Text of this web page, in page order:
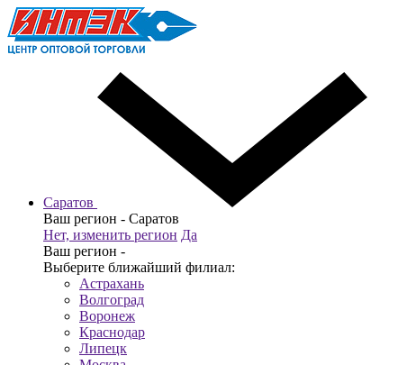
Саратов
Ваш регион - Саратов
Нет, изменить регион Да
Ваш регион -
Выберите ближайший филиал:
Астрахань
Волгоград
Воронеж
Краснодар
Липецк